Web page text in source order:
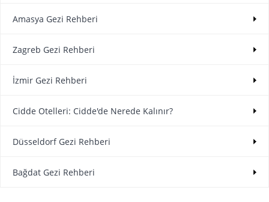
Amasya Gezi Rehberi
Zagreb Gezi Rehberi
İzmir Gezi Rehberi
Cidde Otelleri: Cidde'de Nerede Kalınır?
Düsseldorf Gezi Rehberi
Bağdat Gezi Rehberi